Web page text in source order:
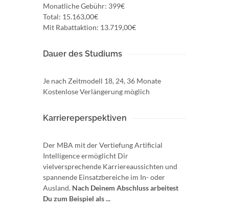
Monatliche Gebühr: 399€
Total: 15.163,00€
Mit Rabattaktion: 13.719,00€
Dauer des Studiums
Je nach Zeitmodell 18, 24, 36 Monate
Kostenlose Verlängerung möglich
Karriereperspektiven
Der MBA mit der Vertiefung Artificial
Intelligence ermöglicht Dir
vielversprechende Karriereaussichten und
spannende Einsatzbereiche im In- oder
Ausland. Nach Deinem Abschluss arbeitest
Du zum Beispiel als ...